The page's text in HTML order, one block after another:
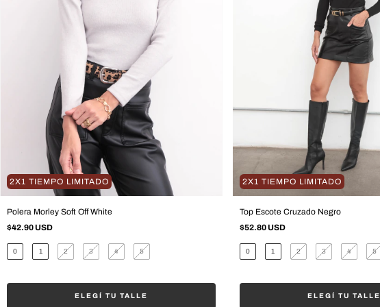
2X1 TIEMPO LIMITADO
Polera Morley Soft Off White
$42.90 USD
0 1 2 3 4 5
ELEGÍ TU TALLE
2X1 TIEMPO LIMITADO
Top Escote Cruzado Negro
$52.80 USD
0 1 2 3 4 5
ELEGÍ TU TALLE